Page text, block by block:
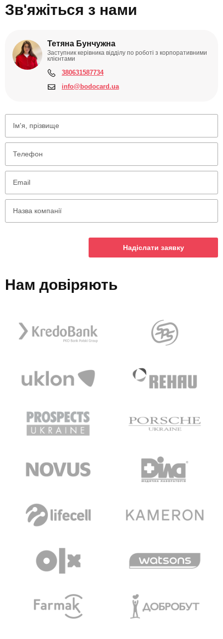
Зв'яжіться з нами
Тетяна Бунчужна
Заступник керівника відділу по роботі з корпоративними
клієнтами
380631587734
info@bodocard.ua
Надіслати заявку
Нам довіряють